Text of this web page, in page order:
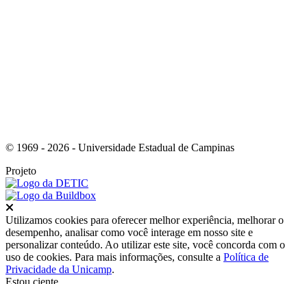
© 1969 - 2026 - Universidade Estadual de Campinas
Projeto
Utilizamos cookies para oferecer melhor experiência, melhorar o
desempenho, analisar como você interage em nosso site e
personalizar conteúdo. Ao utilizar este site, você concorda com o
uso de cookies. Para mais informações, consulte a Política de
Privacidade da Unicamp.
Estou ciente